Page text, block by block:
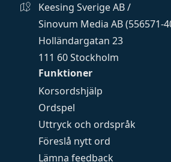
Funktioner
Korsordshjälp
Ordspel
Uttryck och ordspråk
Föreslå nytt ord
Lämna feedback
Keesing Sverige AB /
Sinovum Media AB (556571-
Holländargatan 23
111 60 Stockholm